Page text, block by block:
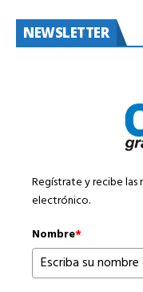
NEWSLETTER
Regístrate y recibe
electrónico.
Nombre*